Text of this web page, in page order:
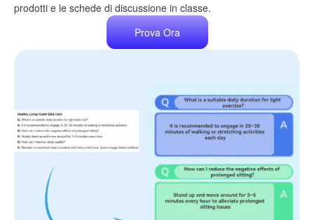
prodotti e le schede di discussione in classe.
Prova Ora